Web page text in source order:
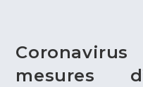
mesures